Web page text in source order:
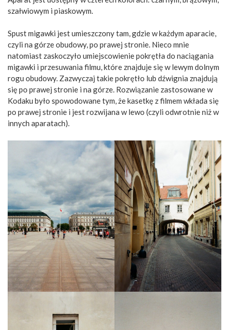
szałwiowym i piaskowym.
Spust migawki jest umieszczony tam, gdzie w każdym aparacie,
czyli na górze obudowy, po prawej stronie. Nieco mnie
natomiast zaskoczyło umiejscowienie pokrętła do naciągania
migawki i przesuwania filmu, które znajduje się w lewym dolnym
rogu obudowy. Zazwyczaj takie pokrętło lub dźwignia znajdują
się po prawej stronie i na górze. Rozwiązanie zastosowane w
Kodaku było spowodowane tym, że kasetkę z filmem wkłada się
po prawej stronie i jest rozwijana w lewo (czyli odwrotnie niż w
innych aparatach).